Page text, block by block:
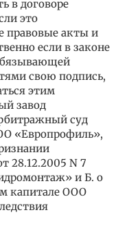
в договоре
это
правовые акты и
если в законе
свою подпись,
этим
завод
суд
«Европрофиль»,
28.12.2005 N 7
и Б. о
капитале ООО